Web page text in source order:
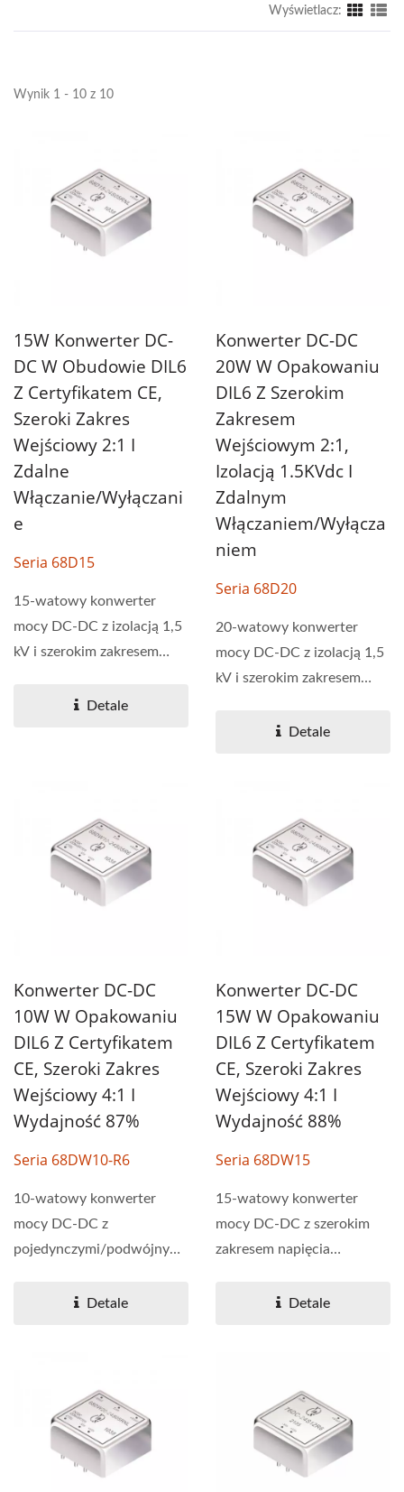
Wyświetlacz:
Wynik 1 - 10 z 10
15W Konwerter DC-
DC W Obudowie DIL6
Z Certyfikatem CE,
Szeroki Zakres
Wejściowy 2:1 I
Zdalne
Włączanie/wyłączani
E
Seria 68D15
15-watowy konwerter
mocy DC-DC z izolacją 1,5
kV i szerokim zakresem
Detale
Konwerter DC-DC
20W W Opakowaniu
DIL6 Z Szerokim
Zakresem
Wejściowym 2:1,
Izolacją 1.5KVdc I
Zdalnym
Włączaniem/wyłącza
Niem
Seria 68D20
20-watowy konwerter
mocy DC-DC z izolacją 1,5
kV i szerokim zakresem
Detale
Konwerter DC-DC
10W W Opakowaniu
DIL6 Z Certyfikatem
CE, Szeroki Zakres
Wejściowy 4:1 I
Wydajność 87%
Seria 68DW10-R6
10-watowy konwerter
mocy DC-DC z
pojedynczymi/podwójnymi
Seria 68DW10-R6...
Detale
Konwerter DC-DC
15W W Opakowaniu
DIL6 Z Certyfikatem
CE, Szeroki Zakres
Wejściowy 4:1 I
Wydajność 88%
Seria 68DW15
15-watowy konwerter
mocy DC-DC z szerokim
zakresem napięcia
68DW15...
Detale